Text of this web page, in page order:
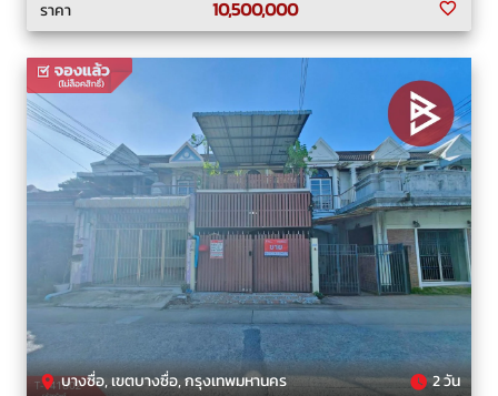
ราคา
10,500,000
บางซื่อ, เขตบางซื่อ, กรุงเทพมหานคร 2 วัน